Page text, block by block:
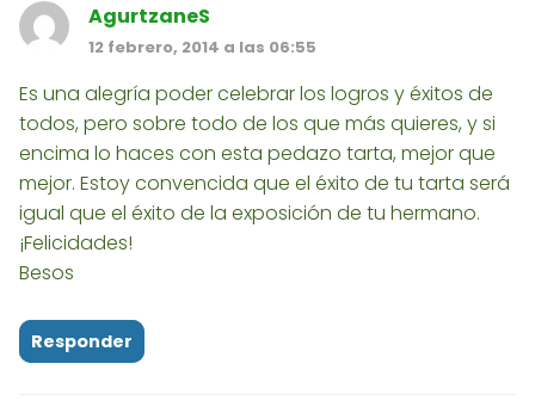
AgurtzaneS
12 febrero, 2014 a las 06:55
Es una alegría poder celebrar los logros y éxitos de
todos, pero sobre todo de los que más quieres, y si
encima lo haces con esta pedazo tarta, mejor que
mejor. Estoy convencida que el éxito de tu tarta será
igual que el éxito de la exposición de tu hermano.
¡Felicidades!
Besos
Responder